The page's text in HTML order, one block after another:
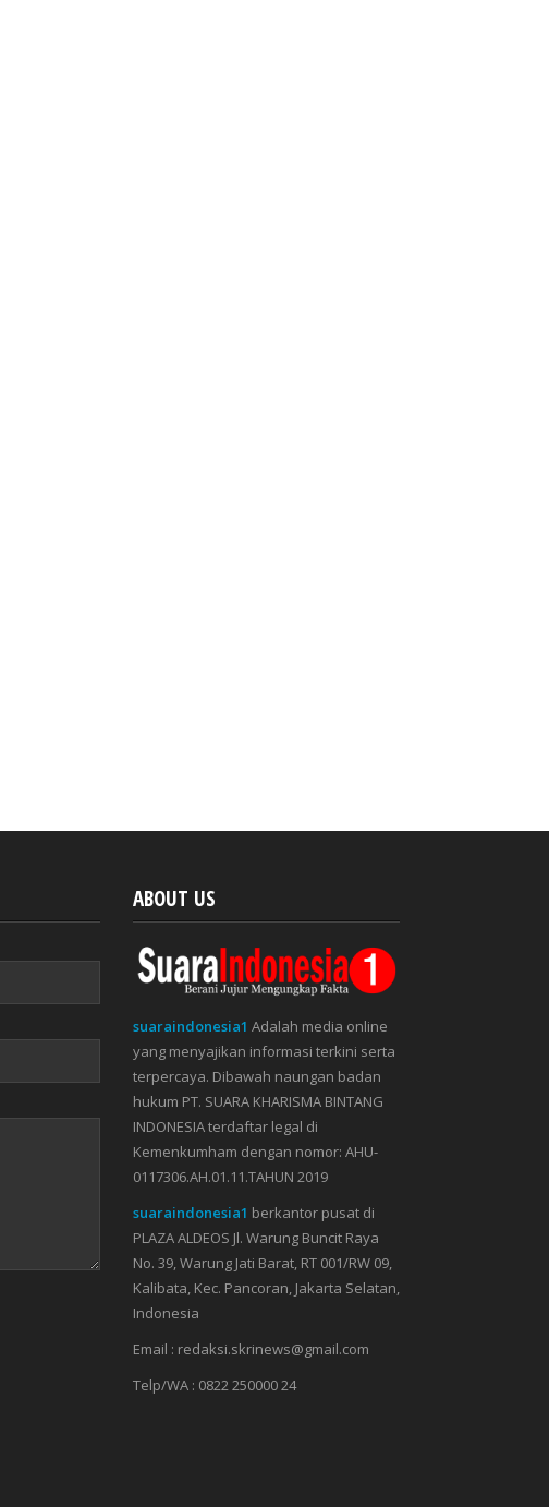
ABOUT US
suaraindonesia1 Adalah media online
yang menyajikan informasi terkini serta
terpercaya. Dibawah naungan badan
hukum PT. SUARA KHARISMA BINTANG
INDONESIA terdaftar legal di
Kemenkumham dengan nomor: AHU-
0117306.AH.01.11.TAHUN 2019
suaraindonesia1 berkantor pusat di
PLAZA ALDEOS Jl. Warung Buncit Raya
No. 39, Warung Jati Barat, RT 001/RW 09,
Kalibata, Kec. Pancoran, Jakarta Selatan,
Indonesia
Email : redaksi.skrinews@gmail.com
Telp/WA : 0822 250000 24